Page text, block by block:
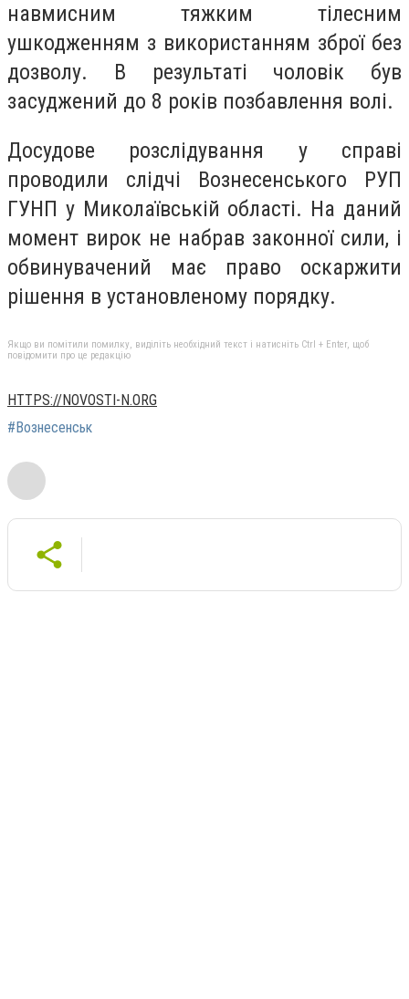
навмисним тяжким тілесним
ушкодженням з використанням зброї без
дозволу. В результаті чоловік був
засуджений до 8 років позбавлення волі.
Досудове розслідування у справі
проводили слідчі Вознесенського РУП
ГУНП у Миколаївській області. На даний
момент вирок не набрав законної сили, і
обвинувачений має право оскаржити
рішення в установленому порядку.
Якщо ви помітили помилку, виділіть необхідний текст і натисніть Ctrl + Enter, щоб
повідомити про це редакцію
HTTPS://NOVOSTI-N.ORG
#Вознесенськ